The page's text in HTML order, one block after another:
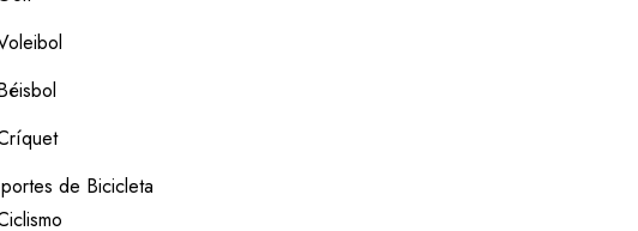
de Bicicleta